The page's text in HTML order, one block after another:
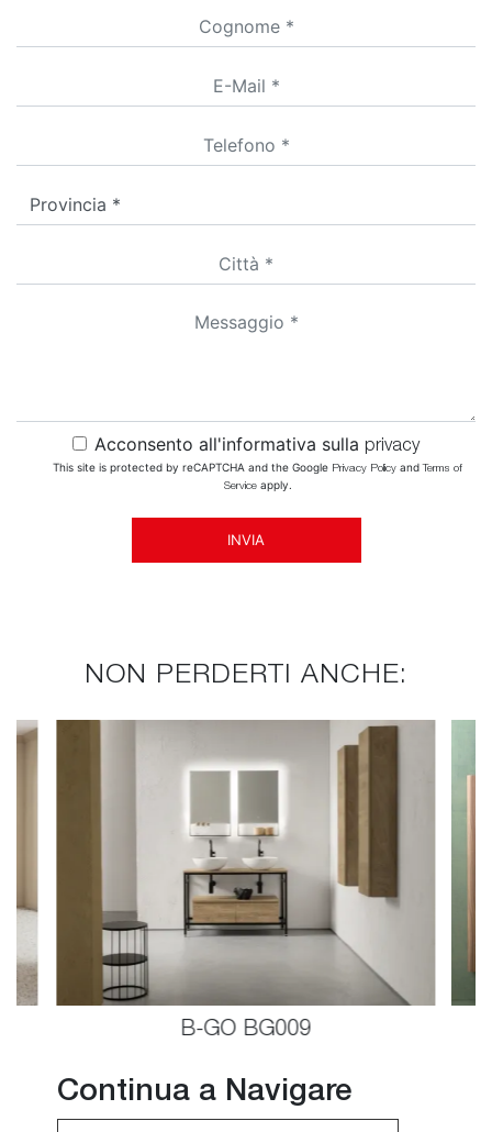
Acconsento all'informativa sulla privacy
This site is protected by reCAPTCHA and the Google Privacy Policyand Terms of
Serviceapply.
INVIA
NON PERDERTI ANCHE:
B-GO BG009
Continua a Navigare